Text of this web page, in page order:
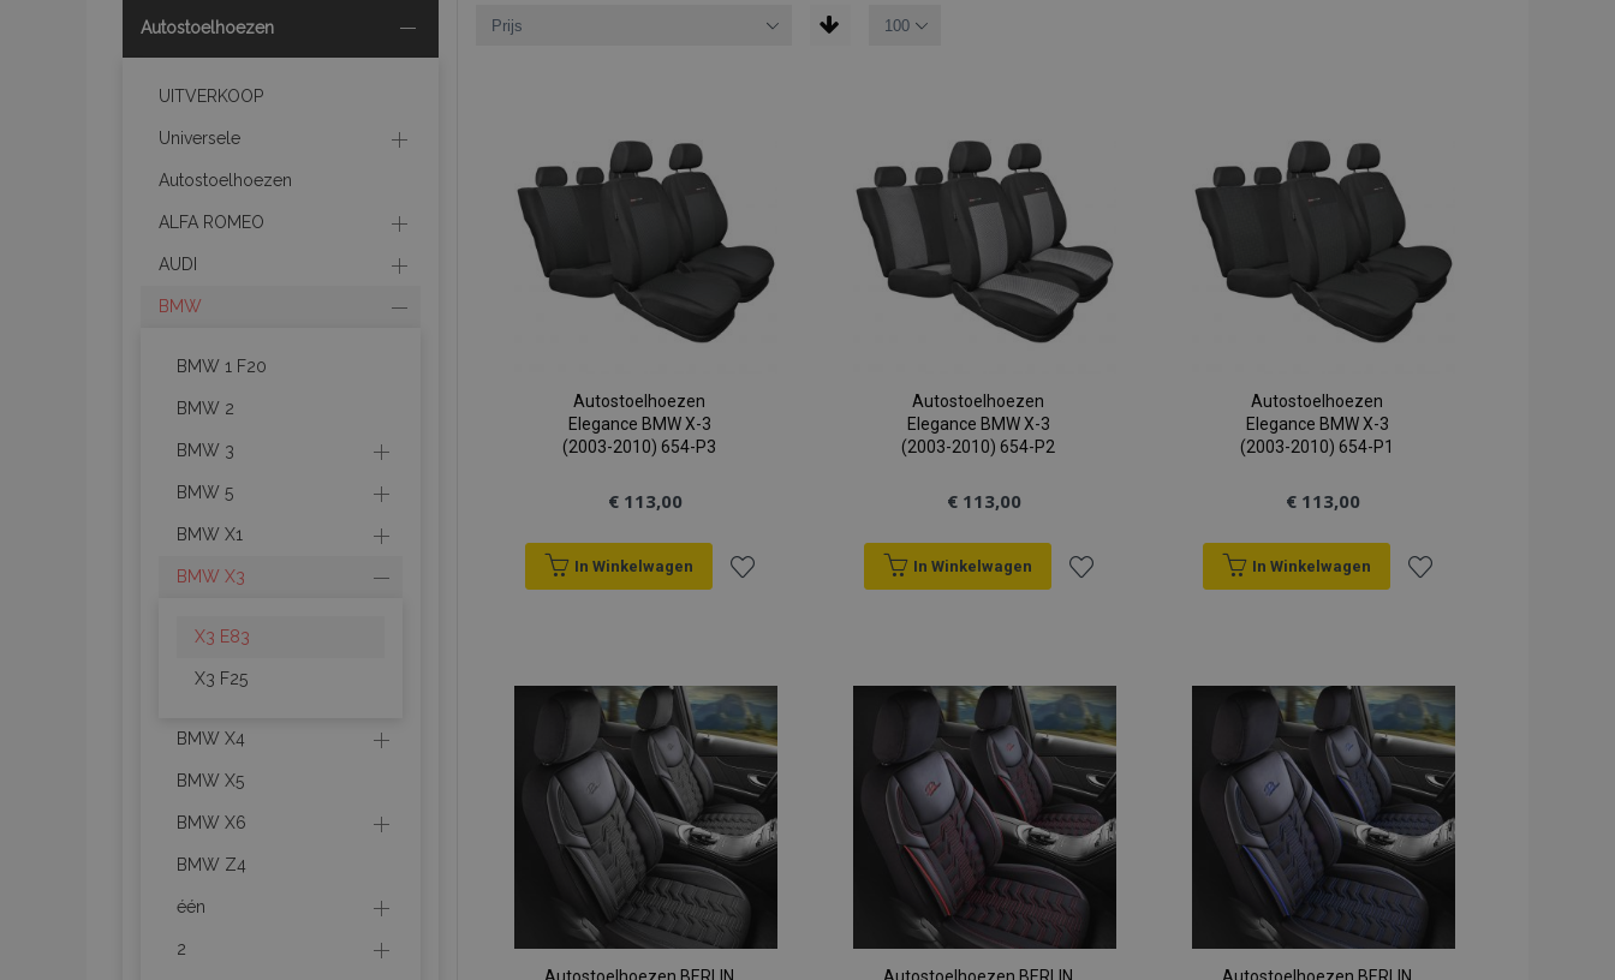
Autostoelhoezen
Elegance BMW X-3
(2003-2010) 654-P3
€ 113,00
In Winkelwagen
aan
verlanglijst
Autostoelhoezen
Elegance BMW X-3
(2003-2010) 654-P2
€ 113,00
In Winkelwagen
aan
verlanglijst
Autostoelhoezen
Elegance BMW X-3
(2003-2010) 654-P1
€ 113,00
In Winkelwagen
aan
verlanglijst
Autostoelhoezen
UITVERKOOP
Universele
Autostoelhoezen
ALFA ROMEO
AUDI
BMW
BMW 1 F20
BMW 2
BMW 3
BMW 5
BMW X1
BMW X3
X3 E83
X3 F25
BMW X4
BMW X5
BMW X6
BMW Z4
één
2